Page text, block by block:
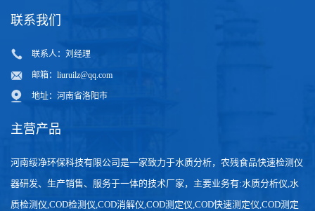
联系我们
联系人：刘经理
邮箱： liuruilz@qq.com
地址：河南省洛阳市
主营产品
河南绥净环保科技有限公司是一家致力于水质分析，农残食品快速检测仪
器研发、生产销售、服务于一体的技术厂家，主要业务有:水质分析仪,水
质检测仪,COD检测仪,COD消解仪,COD测定仪,COD快速测定仪,COD测定